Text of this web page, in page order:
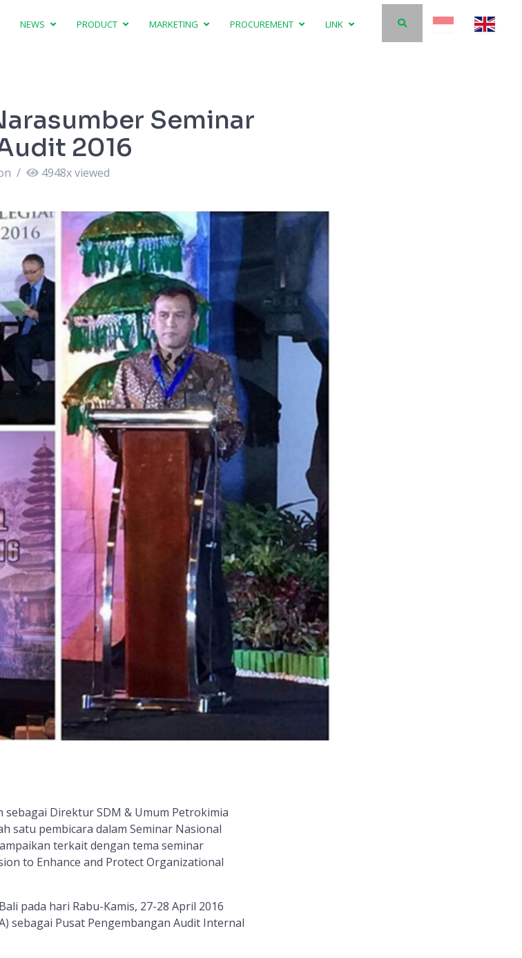
NEWS PRODUCT MARKETING PROCUREMENT LINK
Seminar
2016
/ 4948x viewed
Direktur SDM & Umum Petrokimia
satu pembicara dalam Seminar Nasional
terkait dengan tema seminar
to Enhance and Protect Organizational
pada hari Rabu-Kamis, 27-28 April 2016
sebagai Pusat Pengembangan Audit Internal